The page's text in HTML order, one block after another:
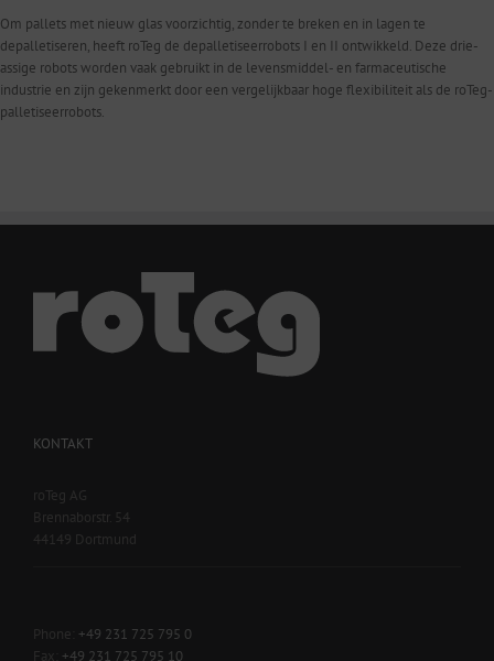
Om pallets met nieuw glas voorzichtig, zonder te breken en in lagen te
depalletiseren, heeft roTeg de depalletiseerrobots I en II ontwikkeld. Deze drie-
assige robots worden vaak gebruikt in de levensmiddel- en farmaceutische
industrie en zijn gekenmerkt door een vergelijkbaar hoge flexibiliteit als de roTeg-
palletiseerrobots.
KONTAKT
roTeg AG
Brennaborstr. 54
44149 Dortmund
Phone: +49 231 725 795 0
Fax: +49 231 725 795 10